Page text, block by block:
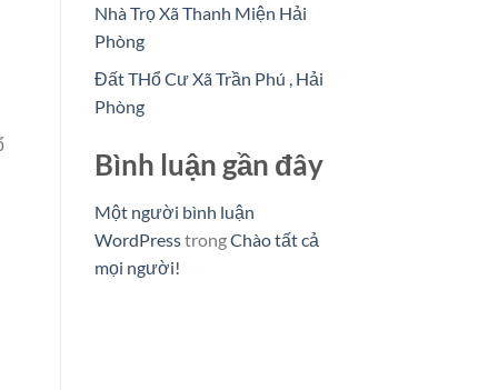
Nhà Trọ Xã Thanh Miện Hải
Phòng
Đất THổ Cư Xã Trần Phú , Hải
Phòng
Bình luận gần đây
Một người bình luận
WordPresstrongChào tất cả
mọi người!